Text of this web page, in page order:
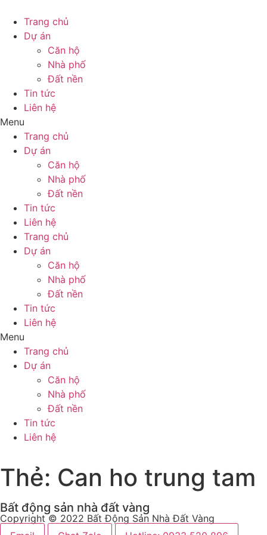
Trang chủ
Dự án
Căn hộ
Nhà phố
Đất nền
Tin tức
Liên hệ
Menu
Trang chủ
Dự án
Căn hộ
Nhà phố
Đất nền
Tin tức
Liên hệ
Trang chủ
Dự án
Căn hộ
Nhà phố
Đất nền
Tin tức
Liên hệ
Menu
Trang chủ
Dự án
Căn hộ
Nhà phố
Đất nền
Tin tức
Liên hệ
Thẻ: Can ho trung tam
Bất động sản nhà đất vàng
Copyright © 2022 Bất Động Sản Nhà Đất Vàng